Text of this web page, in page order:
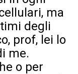
ma
degli
prof, lei lo
me.
o per